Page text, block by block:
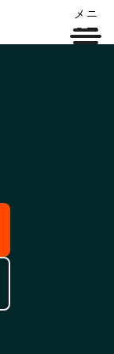
メニ
ュー